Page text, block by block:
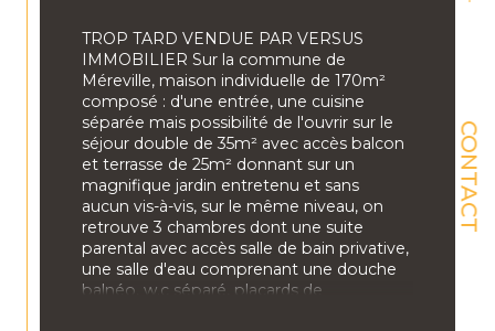
CONTACT
TROP TARD VENDUE PAR VERSUS
IMMOBILIER Sur la commune de
Méreville, maison individuelle de 170m²
composé : d'une entrée, une cuisine
séparée mais possibilité de l'ouvrir sur le
séjour double de 35m² avec accès balcon
et terrasse de 25m² donnant sur un
magnifique jardin entretenu et sans
aucun vis-à-vis, sur le même niveau, on
retrouve 3 chambres dont une suite
parental avec accès salle de bain privative,
une salle d'eau comprenant une douche
balnéo, w.c séparé, placards de